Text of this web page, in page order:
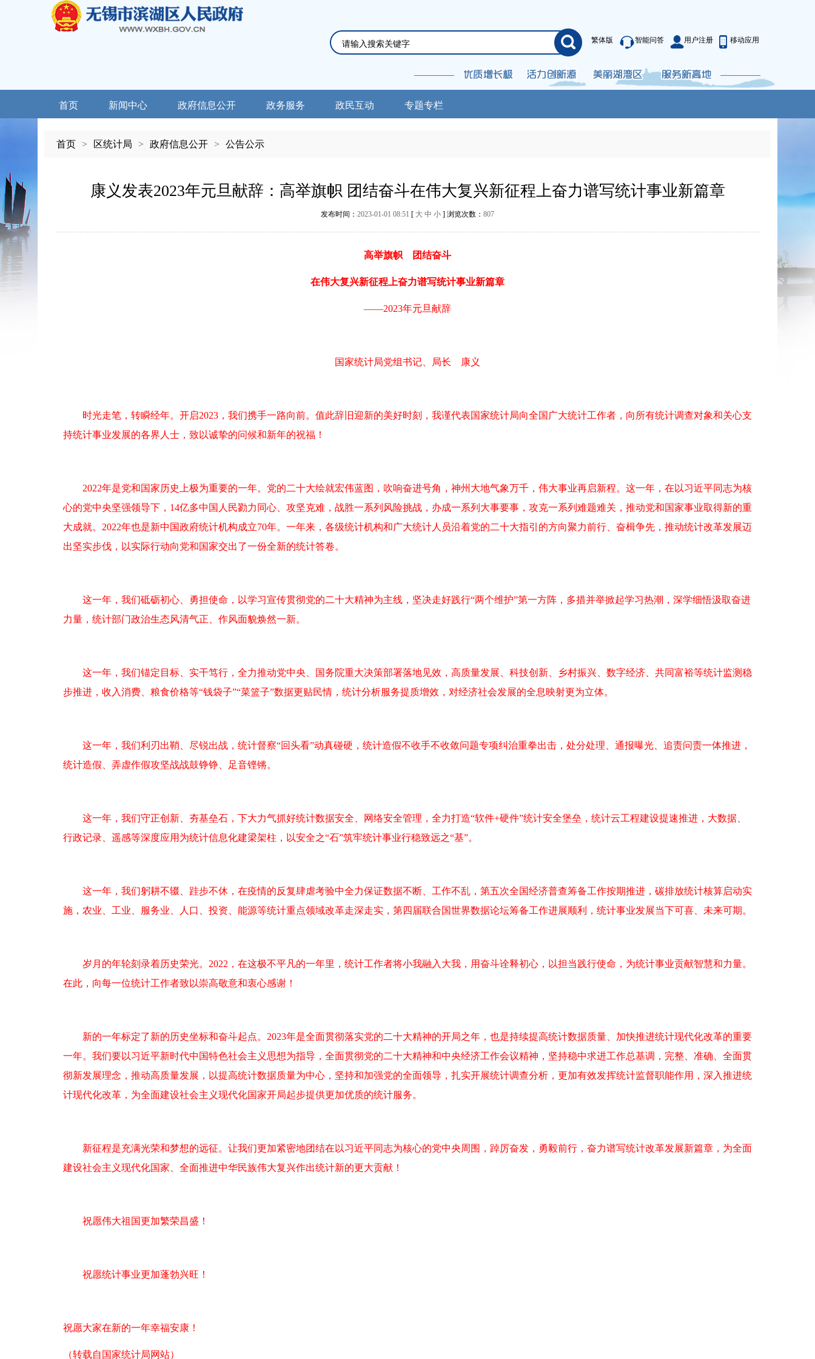
繁体版 智能问答 用户注册 移动应用
首页 新闻中心 政府信息公开 政务服务 政民互动 专题专栏
首页 > 区统计局 > 政府信息公开 > 公告公示
康义发表2023年元旦献辞：高举旗帜 团结奋斗在伟大复兴新征程上奋力谱写统计事业新篇章
发布时间： 2023-01-01 08:51 [ 大 中 小 ] 浏览次数： 807
高举旗帜 团结奋斗
在伟大复兴新征程上奋力谱写统计事业新篇章
——2023年元旦献辞
国家统计局党组书记、局长 康义
时光走笔，转瞬经年。开启2023，我们携手一路向前。值此辞旧迎新的美好时刻，我谨代表国家统计局向全国广大统计工作者，向所有统计调查对象和关心支
持统计事业发展的各界人士，致以诚挚的问候和新年的祝福！
2022年是党和国家历史上极为重要的一年。党的二十大绘就宏伟蓝图，吹响奋进号角，神州大地气象万千，伟大事业再启新程。这一年，在以习近平同志为核
心的党中央坚强领导下，14亿多中国人民勠力同心、攻坚克难，战胜一系列风险挑战，办成一系列大事要事，攻克一系列难题难关，推动党和国家事业取得新的重
大成就。2022年也是新中国政府统计机构成立70年。一年来，各级统计机构和广大统计人员沿着党的二十大指引的方向聚力前行、奋楫争先，推动统计改革发展迈
出坚实步伐，以实际行动向党和国家交出了一份全新的统计答卷。
这一年，我们砥砺初心、勇担使命，以学习宣传贯彻党的二十大精神为主线，坚决走好践行“两个维护”第一方阵，多措并举掀起学习热潮，深学细悟汲取奋进
力量，统计部门政治生态风清气正、作风面貌焕然一新。
这一年，我们锚定目标、实干笃行，全力推动党中央、国务院重大决策部署落地见效，高质量发展、科技创新、乡村振兴、数字经济、共同富裕等统计监测稳
步推进，收入消费、粮食价格等“钱袋子”“菜篮子”数据更贴民情，统计分析服务提质增效，对经济社会发展的全息映射更为立体。
这一年，我们利刃出鞘、尽锐出战，统计督察“回头看”动真碰硬，统计造假不收手不收敛问题专项纠治重拳出击，处分处理、通报曝光、追责问责一体推进，
统计造假、弄虚作假攻坚战战鼓铮铮、足音铿锵。
这一年，我们守正创新、夯基垒石，下大力气抓好统计数据安全、网络安全管理，全力打造“软件+硬件”统计安全堡垒，统计云工程建设提速推进，大数据、
行政记录、遥感等深度应用为统计信息化建梁架柱，以安全之“石”筑牢统计事业行稳致远之“基”。
这一年，我们躬耕不辍、跬步不休，在疫情的反复肆虐考验中全力保证数据不断、工作不乱，第五次全国经济普查筹备工作按期推进，碳排放统计核算启动实
施，农业、工业、服务业、人口、投资、能源等统计重点领域改革走深走实，第四届联合国世界数据论坛筹备工作进展顺利，统计事业发展当下可喜、未来可期。
岁月的年轮刻录着历史荣光。2022，在这极不平凡的一年里，统计工作者将小我融入大我，用奋斗诠释初心，以担当践行使命，为统计事业贡献智慧和力量。
在此，向每一位统计工作者致以崇高敬意和衷心感谢！
新的一年标定了新的历史坐标和奋斗起点。2023年是全面贯彻落实党的二十大精神的开局之年，也是持续提高统计数据质量、加快推进统计现代化改革的重要
一年。我们要以习近平新时代中国特色社会主义思想为指导，全面贯彻党的二十大精神和中央经济工作会议精神，坚持稳中求进工作总基调，完整、准确、全面贯
彻新发展理念，推动高质量发展，以提高统计数据质量为中心，坚持和加强党的全面领导，扎实开展统计调查分析，更加有效发挥统计监督职能作用，深入推进统
计现代化改革，为全面建设社会主义现代化国家开局起步提供更加优质的统计服务。
新征程是充满光荣和梦想的远征。让我们更加紧密地团结在以习近平同志为核心的党中央周围，踔厉奋发，勇毅前行，奋力谱写统计改革发展新篇章，为全面
建设社会主义现代化国家、全面推进中华民族伟大复兴作出统计新的更大贡献！
祝愿伟大祖国更加繁荣昌盛！
祝愿统计事业更加蓬勃兴旺！
祝愿大家在新的一年幸福安康！
（转载自国家统计局网站）